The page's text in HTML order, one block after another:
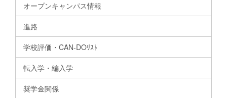
オープンキャンパス情報
進路
学校評価・CAN-DOﾘｽﾄ
転入学・編入学
奨学金関係